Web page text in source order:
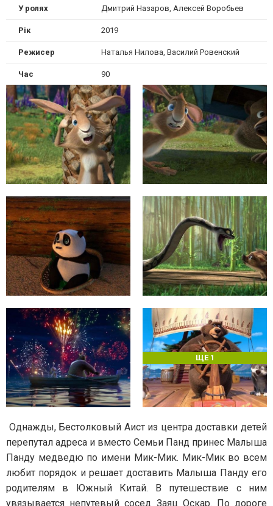
У ролях Дмитрий Назаров, Алексей Воробьев
Рік 2019
Режисер Наталья Нилова, Василий Ровенский
Час 90
ЩЕ 1
Однажды, Бестолковый Аист из центра доставки детей
перепутал адреса и вместо Семьи Панд принес Малыша
Панду медведю по имени Мик-Мик. Мик-Мик во всем
любит порядок и решает доставить Малыша Панду его
родителям в Южный Китай. В путешествие с ним
увязывается непутевый сосед Заяц Оскар. По дороге